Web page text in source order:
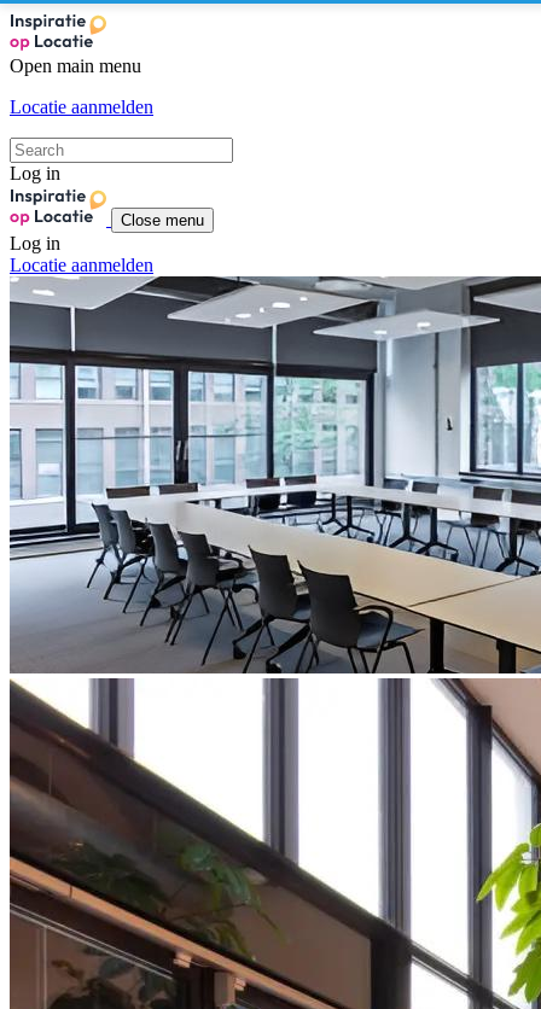
Open main menu
Locatie aanmelden
Log in
Close menu
Log in
Locatie aanmelden